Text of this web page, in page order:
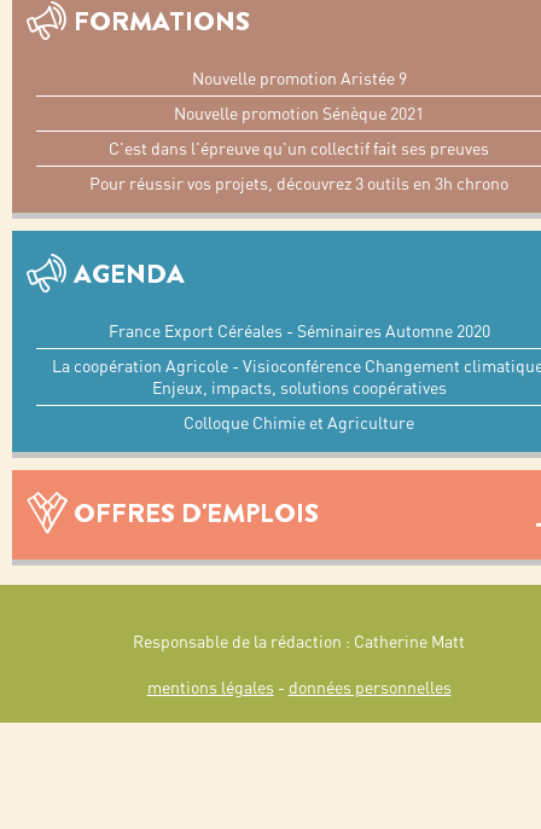
FORMATIONS
Nouvelle promotion Aristée 9
Nouvelle promotion Sénèque 2021
C'est dans l'épreuve qu'un collectif fait ses preuves
Pour réussir vos projets, découvrez 3 outils en 3h chrono
AGENDA
France Export Céréales - Séminaires Automne 2020
La coopération Agricole - Visioconférence Changement
Enjeux, impacts, solutions coopératives
Colloque Chimie et Agriculture
OFFRES D'EMPLOIS
Responsable de la rédaction : Catherine Matt
mentions légales - données personnelles